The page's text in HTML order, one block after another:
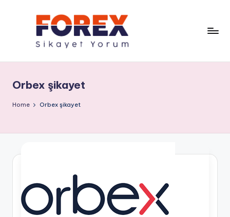
Orbex şikayet
Home Orbex şikayet